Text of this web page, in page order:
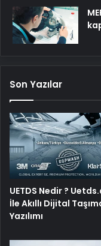
Son Yazılar
UETDS Nedir ?
İle Akıllı Dijital
Yazılımı